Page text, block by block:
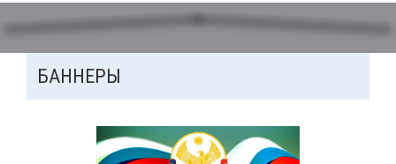
ДОПОЛНИТЕЛЬНАЯ
ПАНЕЛЬ
БАННЕРЫ